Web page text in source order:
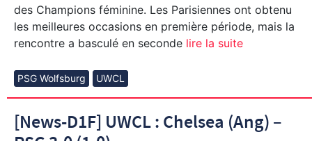
des Champions féminine. Les Parisiennes ont obtenu
les meilleures occasions en première période, mais la
rencontre a basculé en seconde lire la suite
PSG Wolfsburg UWCL
[News-D1F] UWCL : Chelsea (Ang) –